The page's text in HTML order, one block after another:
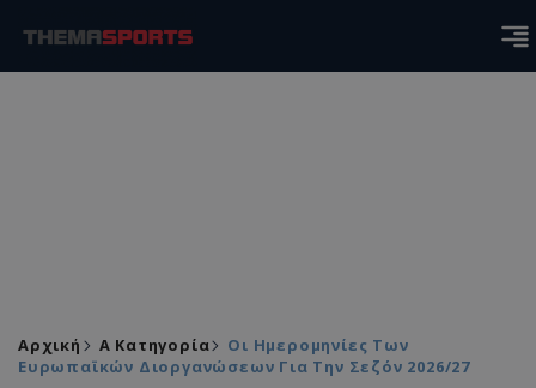
Αρχική Α Κατηγορία
Οι Ημερομηνίες Των
Ευρωπαϊκών Διοργανώσεων Για Την Σεζόν 2026/27